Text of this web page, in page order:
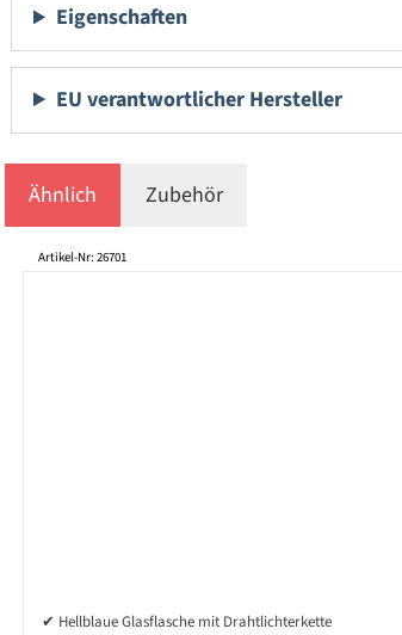
Eigenschaften
EU verantwortlicher Hersteller
Ähnlich Zubehör
Produktgalerie überspringen
Artikel-Nr: 26701
✔ Hellblaue Glasflasche mit Drahtlichterkette